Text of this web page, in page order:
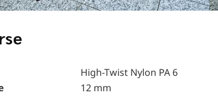
High-Twist Nylon PA 6
12 mm